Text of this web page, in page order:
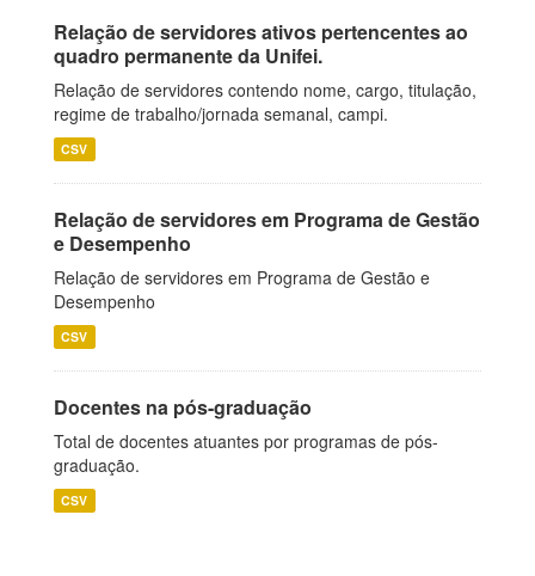
Relação de servidores ativos pertencentes ao
quadro permanente da Unifei.
Relação de servidores contendo nome, cargo, titulação,
regime de trabalho/jornada semanal, campi.
CSV
Relação de servidores em Programa de Gestão
e Desempenho
Relação de servidores em Programa de Gestão e
Desempenho
CSV
Docentes na pós-graduação
Total de docentes atuantes por programas de pós-
graduação.
CSV